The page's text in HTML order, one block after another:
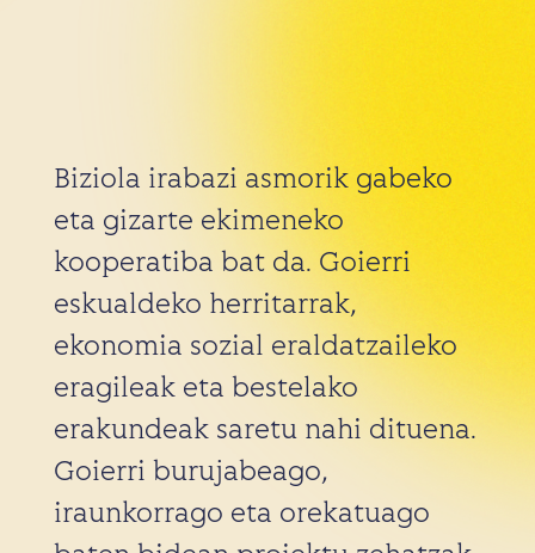
Biziola irabazi asmorik gabeko
eta gizarte ekimeneko
kooperatiba bat da. Goierri
eskualdeko herritarrak,
ekonomia sozial eraldatzaileko
eragileak eta bestelako
erakundeak saretu nahi dituena.
Goierri burujabeago,
iraunkorrago eta orekatuago